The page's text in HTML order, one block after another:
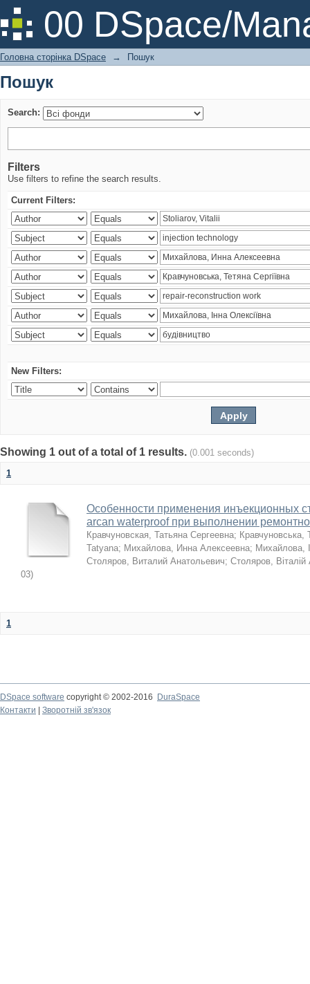
00 DSpace/
Пошук
Головна сторінка DSpace → Пошук
Пошук
Search:
Filters
Use filters to refine the search results.
Current Filters:
New Filters:
Showing 1 out of a total of 1 results. (0.001 seconds)
1
Особенности применения инъекционных
arcan waterproof при выполнении
Кравчуновская, Татьяна Сергеевна; Кравчуновська,
Tatyana; Михайлова, Инна Алексеевна; Михайлова,
Столяров, Виталий Анатольевич; Столяров, Віталій
03)
1
DSpace software copyright © 2002-2016
DuraSpace
Контакти
Зворотній зв'язок